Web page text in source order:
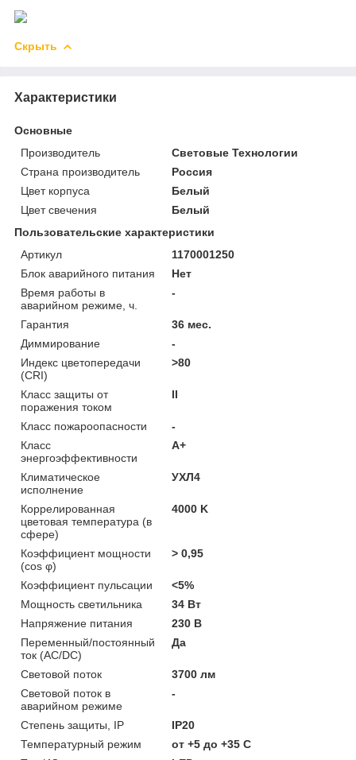
Скрыть
Характеристики
Основные
Производитель
Световые Технологии
Страна производитель
Россия
Цвет корпуса
Белый
Цвет свечения
Белый
Пользовательские характеристики
Артикул
1170001250
Блок аварийного питания
Нет
Время работы в
аварийном режиме, ч.
-
Гарантия
36 мес.
Диммирование
-
Индекс цветопередачи
(CRI)
>80
Класс защиты от
поражения током
II
Класс пожароопасности
-
Класс
энергоэффективности
A+
Климатическое
исполнение
УХЛ4
Коррелированная
цветовая температура (в
сфере)
4000 K
Коэффициент мощности
(cos φ)
> 0,95
Коэффициент пульсации
<5%
Мощность светильника
34 Вт
Напряжение питания
230 В
Переменный/постоянный
ток (AC/DC)
Да
Световой поток
3700 лм
Световой поток в
аварийном режиме
-
Степень защиты, IP
IP20
Температурный режим
от +5 до +35 C